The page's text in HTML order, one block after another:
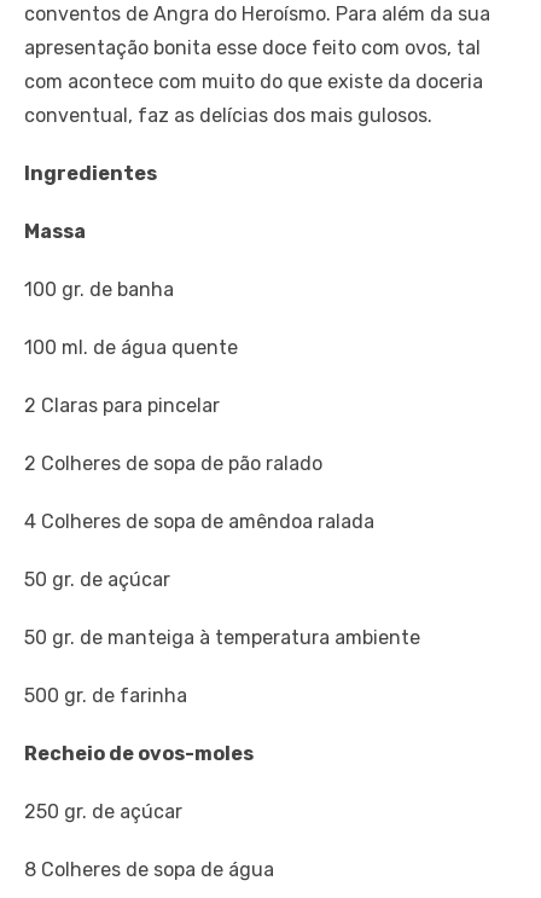
conventos de Angra do Heroísmo. Para além da sua
apresentação bonita esse doce feito com ovos, tal
com acontece com muito do que existe da doceria
conventual, faz as delícias dos mais gulosos.
Ingredientes
Massa
100 gr. de banha
100 ml. de água quente
2 Claras para pincelar
2 Colheres de sopa de pão ralado
4 Colheres de sopa de amêndoa ralada
50 gr. de açúcar
50 gr. de manteiga à temperatura ambiente
500 gr. de farinha
Recheio de ovos-moles
250 gr. de açúcar
8 Colheres de sopa de água